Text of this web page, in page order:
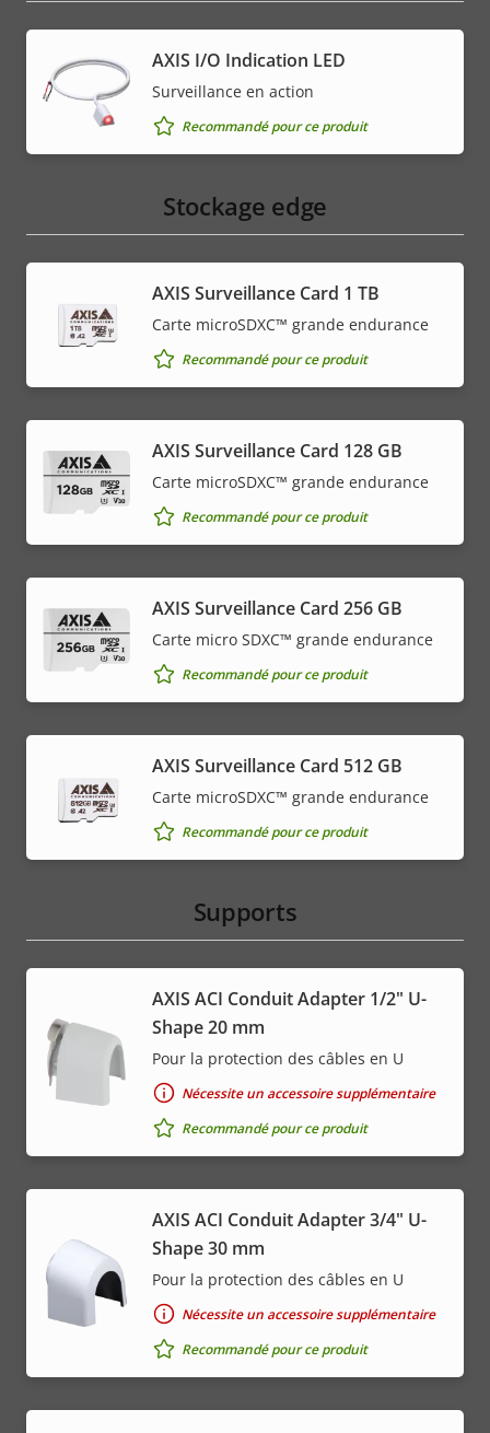
AXIS I/O Indication LED
Surveillance en action
Recommandé pour ce produit
Stockage edge
AXIS Surveillance Card 1 TB
Carte microSDXC™ grande endurance
Recommandé pour ce produit
AXIS Surveillance Card 128 GB
Carte microSDXC™ grande endurance
Recommandé pour ce produit
AXIS Surveillance Card 256 GB
Carte micro SDXC™ grande endurance
Recommandé pour ce produit
AXIS Surveillance Card 512 GB
Carte microSDXC™ grande endurance
Recommandé pour ce produit
Supports
AXIS ACI Conduit Adapter 1/2" U-
Shape 20 mm
Pour la protection des câbles en U
Nécessite un accessoire supplémentaire
Recommandé pour ce produit
AXIS ACI Conduit Adapter 3/4" U-
Shape 30 mm
Pour la protection des câbles en U
Nécessite un accessoire supplémentaire
Recommandé pour ce produit